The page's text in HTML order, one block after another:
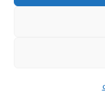
本屋さんです。
アムステルダムの
グラスは保存さ